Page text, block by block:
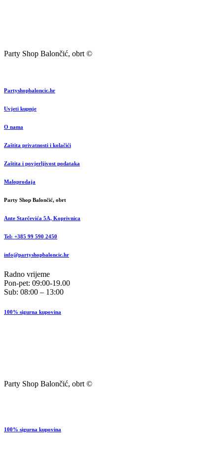
Party Shop Balončić, obrt ©
Partyshopbaloncic.hr
Uvjeti kupnje
O nama
Zaštita privatnosti i kolačići
Zaštita i povjerljivost podataka
Maloprodaja
Party Shop Balončić, obrt
Ante Starčevića 5A, Koprivnica
Tel: +385 99 590 2450
info@partyshopbaloncic.hr
Radno vrijeme
Pon-pet: 09:00-19.00
Sub: 08:00 – 13:00
100% sigurna kupovina
Party Shop Balončić, obrt ©
100% sigurna kupovina